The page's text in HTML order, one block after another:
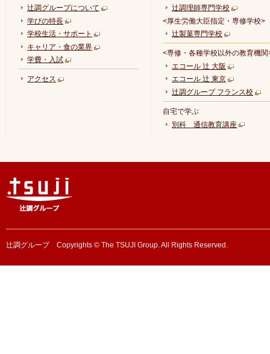
辻調グループについて
学びの特長
学校生活・サポート
キャリア・食の業界
学費・入試
アクセス
辻調理師専門学校
<厚生労働大臣指定・専修学校>
辻製菓専門学校
<専修・各種学校以外の教育機関
エコール 辻 大阪
エコール 辻 東京
辻調グループ フランス校
自宅で学ぶ
別科 通信教育講座
辻調グループ Copyrights © The TSUJI Group. All Rights Reserved.